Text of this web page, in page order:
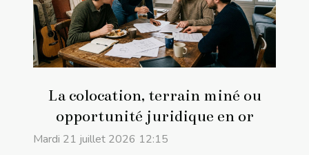
La colocation, terrain miné ou
opportunité juridique en or
Mardi 21 juillet 2026 12:15